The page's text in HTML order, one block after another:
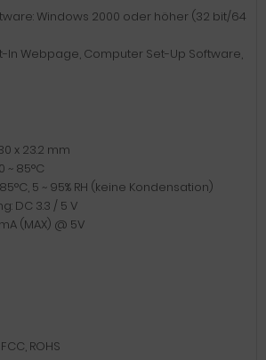
Windows 2000 oder höher (32 bit/64
In Webpage, Computer Set-Up Software,
x 23.2 mm
~ 85°C
°C, 5 ~ 95% RH (keine Kondensation)
DC 3.3 / 5 V
(MAX) @ 5V
ROHS